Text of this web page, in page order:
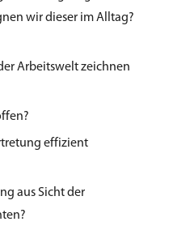
wir dieser im Alltag?
Arbeitswelt zeichnen
effizient
aus Sicht der